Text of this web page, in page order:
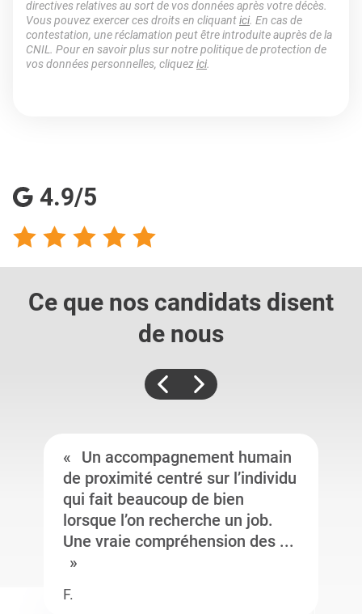
directives relatives au sort de vos données après votre décès.
Vous pouvez exercer ces droits en cliquantici. En cas de
contestation, une réclamation peut être introduite auprès de la
CNIL. Pour en savoir plus sur notre politique de protection de
vos données personnelles, cliquezici.
4.9/5
Ce que nos candidats disent
de nous
Un accompagnement humain
de proximité centré sur l’individu
qui fait beaucoup de bien
lorsque l’on recherche un job.
Une vraie compréhension des ...
F.